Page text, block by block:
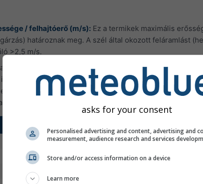
/ felhajtóerő (m/s): Ez a termikek maximális
határoznak meg. A szél által okozott feláramlást
>2,5 m/s.
mérőszáma, amely a 700 és 850 hPa közötti
alatt jelentősen változhat a hőmérséklet- és
még ha a vitorlázó index viszonylag nagy is, a
ha a konvekciós réteg mélysége 700 hPa alatt véget
Vitorlázó feltételek
nincs vagy gyenge termik
száraz termikek vagy 1/8 kumulusz mérsékelt
jó vitorlázó feltételek
asks for your consent
Personalised advertising and content, advertising and
measurement, audience research and services
Store and/or access information on a device
Learn more